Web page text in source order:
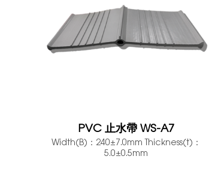
PVC 止水帶 WS-A7
Width(B)：240±7.0mm Thickness(t)：
5.0±0.5mm